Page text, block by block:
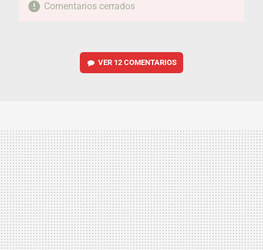
Comentarios cerrados
VER 12 COMENTARIOS